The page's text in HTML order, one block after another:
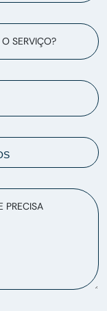
SERVIÇO?
PRECISA